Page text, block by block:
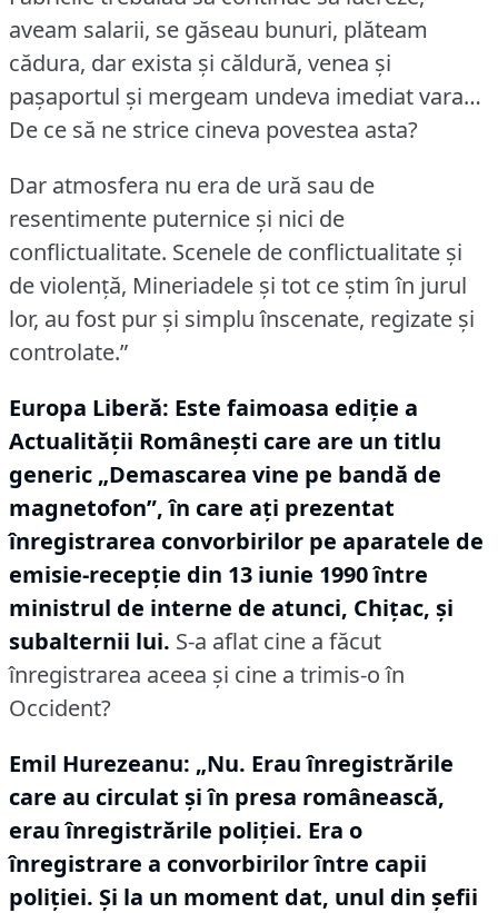
aveam salarii, se găseau bunuri, plăteam
cădura, dar exista și căldură, venea și
pașaportul și mergeam undeva imediat vara…
De ce să ne strice cineva povestea asta?
Dar atmosfera nu era de ură sau de
resentimente puternice și nici de
conflictualitate. Scenele de conflictualitate și
de violență, Mineriadele și tot ce știm în jurul
lor, au fost pur și simplu înscenate, regizate și
controlate.”
Europa Liberă: Este faimoasa ediție a
Actualității Românești care are un titlu
generic „Demascarea vine pe bandă de
magnetofon”, în care ați prezentat
înregistrarea convorbirilor pe aparatele de
emisie-recepție din 13 iunie 1990 între
ministrul de interne de atunci, Chițac, și
subalternii lui. S-a aflat cine a făcut
înregistrarea aceea și cine a trimis-o în
Occident?
Emil Hurezeanu: „Nu. Erau înregistrările
care au circulat și în presa românească,
erau înregistrările poliției. Era o
înregistrare a convorbirilor între capii
poliției. Și la un moment dat, unul din șefii